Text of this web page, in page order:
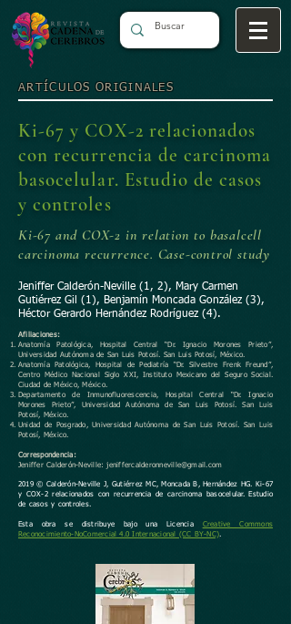
ARTÍCULOS ORIGINALES
Ki-67 y COX-2 relacionados
con recurrencia de carcinoma
basocelular. Estudio de casos
y controles
Ki-67 and COX-2 in relation to basalcell
carcinoma recurrence. Case-control study
Jeniffer Calderón-Neville (1, 2), Mary Carmen
Gutiérrez Gil (1), Benjamín Moncada González (3),
Héctor Gerardo Hernández Rodríguez (4).
Afiliaciones:
Anatomía Patológica, Hospital Central “Dr. Ignacio Morones Prieto”,
Universidad Autónoma de San Luis Potosí. San Luis Potosí, México.
Anatomía Patológica, Hospital de Pediatría “Dr. Silvestre Frenk Freund”,
Centro Médico Nacional Siglo XXI, Instituto Mexicano del Seguro Social.
Ciudad de México, México.
Departamento de Inmunofluorescencia, Hospital Central “Dr. Ignacio
Morones Prieto”, Universidad Autónoma de San Luis Potosí. San Luis
Potosí, México.
Unidad de Posgrado, Universidad Autónoma de San Luis Potosí. San Luis
Potosí, México.
Correspondencia:
Jeniffer Calderón-Neville:jeniffercalderonneville@gmail.com
2019 © Calderón-Neville J, Gutiérrez MC, Moncada B, Hernández HG. Ki-67
y COX-2 relacionados con recurrencia de carcinoma basocelular. Estudio
de casos y controles.
Esta obra se distribuye bajo una Licencia Creative Commons
Reconocimiento-NoComercial 4.0 Internacional (CC BY-NC).